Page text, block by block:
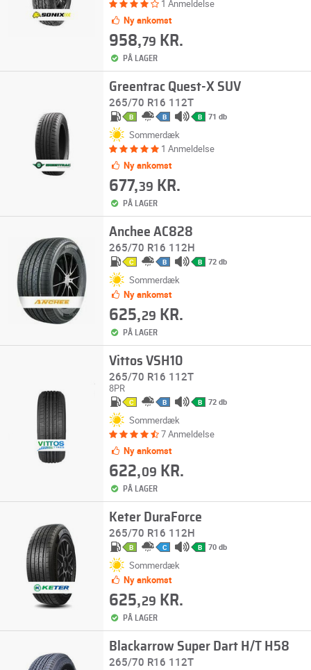
1 Anmeldelse
Ny ankomst
958,79 KR.
PÅ LAGER
Greentrac Quest-X SUV
265/70 R16 112T
B B B 71 db
Sommerdæk
1 Anmeldelse
Ny ankomst
677,39 KR.
PÅ LAGER
Anchee AC828
265/70 R16 112H
C B B 72 db
Sommerdæk
Ny ankomst
625,29 KR.
PÅ LAGER
Vittos VSH10
265/70 R16 112T
8PR
C B B 72 db
Sommerdæk
7 Anmeldelse
Ny ankomst
622,09 KR.
PÅ LAGER
Keter DuraForce
265/70 R16 112H
B C B 70 db
Sommerdæk
Ny ankomst
625,29 KR.
PÅ LAGER
Blackarrow Super Dart H/T H58
265/70 R16 112T